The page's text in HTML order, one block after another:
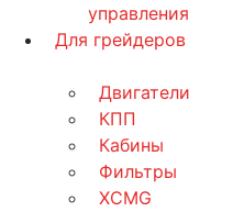
управления
Для грейдеров
Двигатели
КПП
Кабины
Фильтры
XCMG